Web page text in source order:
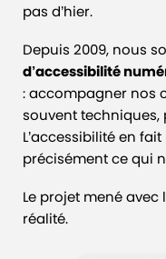
pas d’hier.
Depuis 2009, nous
d’accessibilité
: accompagner nos
souvent
L’accessibilité en
précisément ce qui
Le projet mené avec
réalité.